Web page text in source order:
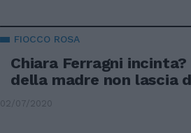
FIOCCO ROSA
Chiara Ferragni
della madre non lascia
02/07/2020